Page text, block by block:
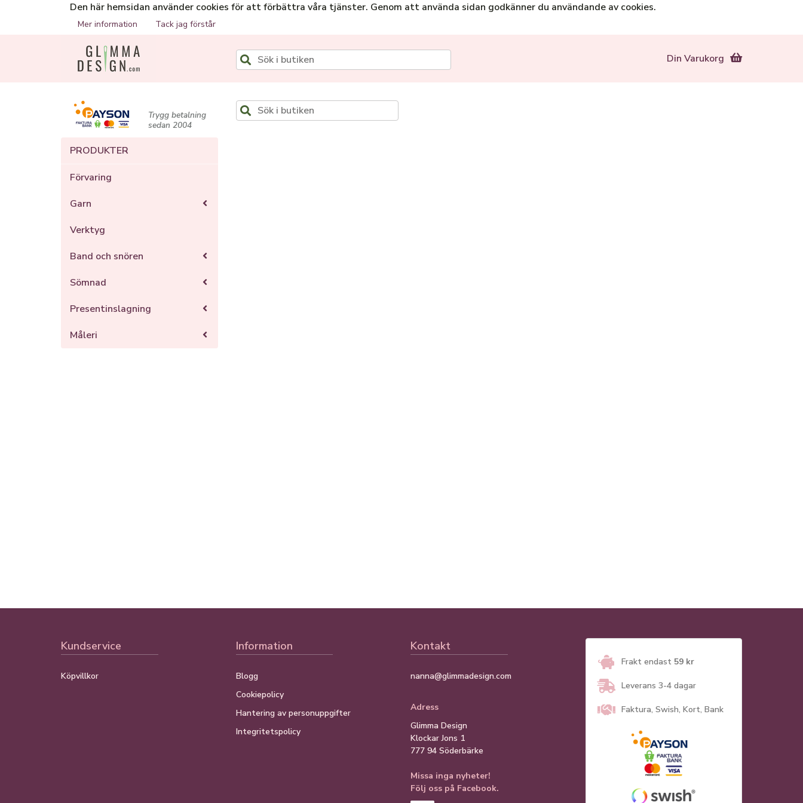
Den här hemsidan använder cookies för att förbättra våra tjänster. Genom att använda sidan godkänner du användande av cookies.
Mer information Tack jag förstår
Din Varukorg
Trygg betalning
sedan 2004
PRODUKTER
Förvaring
Garn
Verktyg
Band och snören
Sömnad
Presentinslagning
Måleri
Kundservice
Köpvillkor
Information
Blogg
Cookiepolicy
Hantering av personuppgifter
Integritetspolicy
Kontakt
nanna@glimmadesign.com
Adress
Glimma Design
Klockar Jons 1
777 94 Söderbärke
Missa inga nyheter!
Följ oss på Facebook.
Frakt endast 59 kr
Leverans 3-4 dagar
Faktura, Swish, Kort, Bank